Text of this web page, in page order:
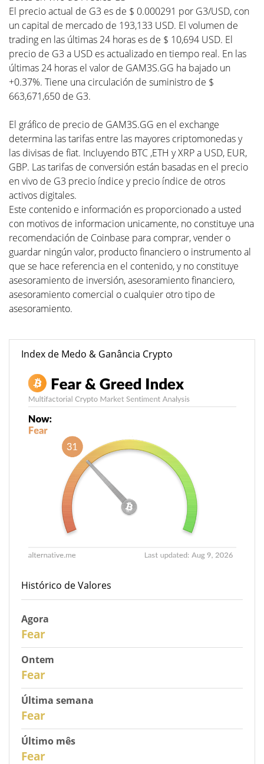
El precio actual de G3 es de $ 0.000291 por G3/USD, con
un capital de mercado de 193,133 USD. El volumen de
trading en las últimas 24 horas es de $ 10,694 USD. El
precio de G3 a USD es actualizado en tiempo real. En las
últimas 24 horas el valor de GAM3S.GG ha bajado un
+0.37%. Tiene una circulación de suministro de $
663,671,650 de G3.
El gráfico de precio de GAM3S.GG en el exchange
determina las tarifas entre las mayores criptomonedas y
las divisas de fiat. Incluyendo BTC ,ETH y XRP a USD, EUR,
GBP. Las tarifas de conversión están basadas en el precio
en vivo de G3 precio índice y precio índice de otros
activos digitales.
Este contenido e información es proporcionado a usted
con motivos de informacion unicamente, no constituye una
recomendación de Coinbase para comprar, vender o
guardar ningún valor, producto financiero o instrumento al
que se hace referencia en el contenido, y no constituye
asesoramiento de inversión, asesoramiento financiero,
asesoramiento comercial o cualquier otro tipo de
asesoramiento.
Index de Medo & Ganância Crypto
Histórico de Valores
Agora
Fear
Ontem
Fear
Última semana
Fear
Último mês
Fear